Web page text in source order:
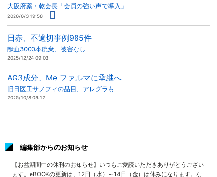
大阪府薬・乾会長「会員の強い声で導入」
2026/6/3 19:58
日赤、不適切事例985件
献血3000本廃棄、被害なし
2025/12/24 09:03
AG3成分、Me ファルマに承継へ
旧日医工サノフィの品目、アレグラも
2025/10/8 09:12
編集部からのお知らせ
【お盆期間中の休刊のお知らせ】いつもご愛読いただきありがとうござい
ます。eBOOKの更新は、12日（水）～14日（金）は休みになります。な